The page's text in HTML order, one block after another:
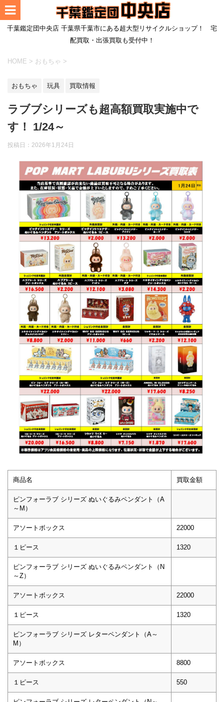
千葉鑑定団中央店 千葉県千葉市にある超大型リサイクルショップ！ 宅
配買取・出張買取も受付中！
HOME > おもちゃ >
おもちゃ 玩具 買取情報
ラブブシリーズも超高額買取実施中で
す！ 1/24～
投稿日： 2026年1月24日
商品名 買取金額
ピンフォーラブ シリーズ ぬいぐるみペンダント（A
～M）
アソートボックス 22000
１ピース 1320
ピンフォーラブ シリーズ ぬいぐるみペンダント（N
～Z）
アソートボックス 22000
１ピース 1320
ピンフォーラブ シリーズ レターペンダント（A～
M）
アソートボックス 8800
１ピース 550